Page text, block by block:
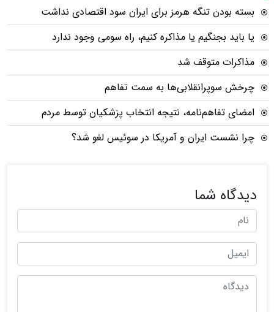
بسته بودن تنگه هرمز برای ایران سود اقتصادی نداشت
یا باید بجنگیم یا مذاکره کنیم، راه سومی وجود ندارد
مذاکرات متوقف شد
چرخش سوپرانقلابی‌ها به سمت تفاهم
امضای تفاهم‌نامه، نتیجه انتخاب پزشکیان توسط مردم
چرا نشست ایران و آمریکا در سوئیس لغو شد؟
دیدگاه شما